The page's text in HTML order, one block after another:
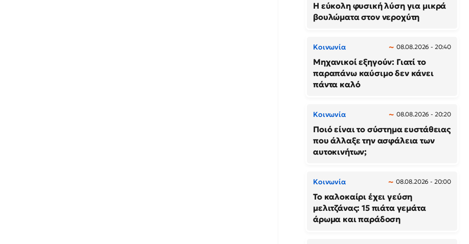
Η εύκολη φυσική λύση για μικρά
βουλώματα στον νεροχύτη
Κοινωνία 08.08.2026 - 20:40
Μηχανικοί εξηγούν: Γιατί το
παραπάνω καύσιμο δεν κάνει
πάντα καλό
Κοινωνία 08.08.2026 - 20:20
Ποιό είναι το σύστημα ευστάθειας
που άλλαξε την ασφάλεια των
αυτοκινήτων;
Κοινωνία 08.08.2026 - 20:00
Το καλοκαίρι έχει γεύση
μελιτζάνας: 15 πιάτα γεμάτα
άρωμα και παράδοση